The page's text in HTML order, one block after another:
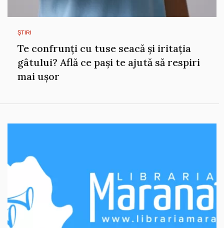
ȘTIRI
Te confrunți cu tuse seacă și iritația
gâtului? Află ce pași te ajută să respiri
mai ușor